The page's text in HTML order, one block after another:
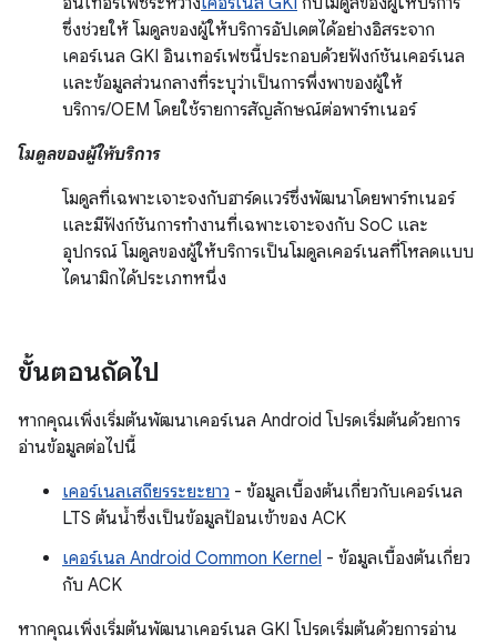
ซึ่งช่วยให้ โมดูลของผู้ให้บริการอัปเดตได้อย่างอิสระจาก
เคอร์เนล GKI อินเทอร์เฟซนี้ประกอบด้วยฟังก์ชันเคอร์เนล
และข้อมูลส่วนกลางที่ระบุว่าเป็นการพึ่งพาของผู้ให้
บริการ/OEM โดยใช้รายการสัญลักษณ์ต่อพาร์ทเนอร์
โมดูลของผู้ให้บริการ
โมดูลที่เฉพาะเจาะจงกับฮาร์ดแวร์ซึ่งพัฒนาโดยพาร์ทเนอร์
และมีฟังก์ชันการทำงานที่เฉพาะเจาะจงกับ SoC และ
อุปกรณ์ โมดูลของผู้ให้บริการเป็นโมดูลเคอร์เนลที่โหลดแบบ
ไดนามิกได้ประเภทหนึ่ง
ขั้นตอนถัดไป
หากคุณเพิ่งเริ่มต้นพัฒนาเคอร์เนล Android โปรดเริ่มต้นด้วยการ
อ่านข้อมูลต่อไปนี้
เคอร์เนลเสถียรระยะยาว - ข้อมูลเบื้องต้นเกี่ยวกับเคอร์เนล
LTS ต้นน้ำซึ่งเป็นข้อมูลป้อนเข้าของ ACK
เคอร์เนล Android Common Kernel - ข้อมูลเบื้องต้นเกี่ยว
กับ ACK
หากคุณเพิ่งเริ่มต้นพัฒนาเคอร์เนล GKI โปรดเริ่มต้นด้วยการอ่าน